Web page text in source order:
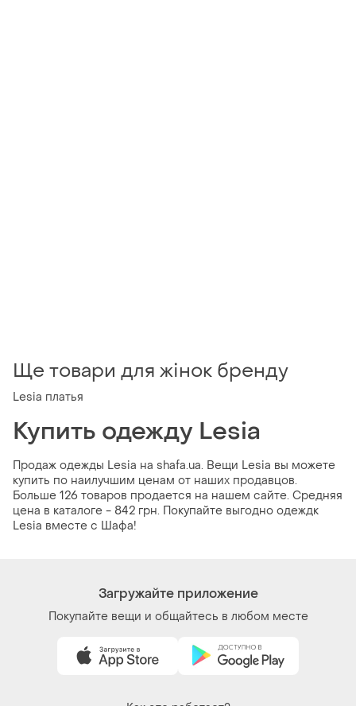
Ще товари для жінок бренду
Lesia платья
Купить одежду Lesia
Продаж одежды Lesia на shafa.ua. Вещи Lesia вы можете
купить по наилучшим ценам от наших продавцов.
Больше 126 товаров продается на нашем сайте. Средняя
цена в каталоге - 842 грн. Покупайте выгодно одеждк
Lesia вместе с Шафа!
Загружайте приложение
Покупайте вещи и общайтесь в любом месте